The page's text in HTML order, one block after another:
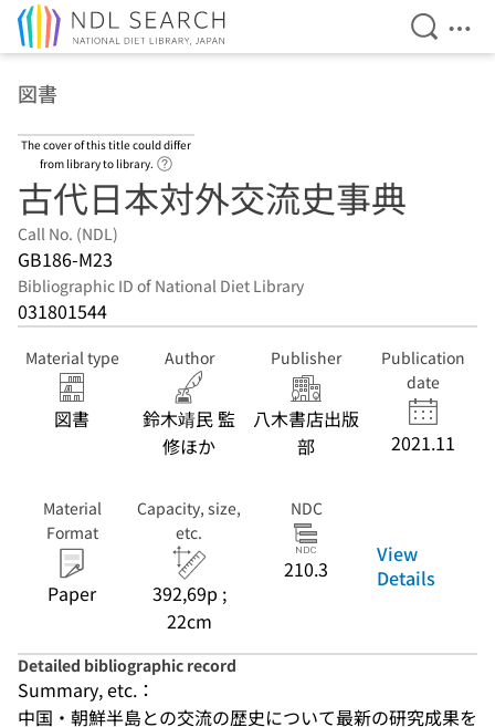
Open
図書
The cover of this title could differ
from library to library.
古代日本対外交流史事典
Call No. (NDL)
GB186-M23
Bibliographic ID of National Diet Library
031801544
Material type
図書
Author
鈴木靖民 監
修ほか
Publisher
八木書店出版
部
Publication
date
2021.11
Material
Format
Paper
Capacity, size,
etc.
392,69p ;
22cm
NDC
210.3
View
Details
Detailed bibliographic record
Summary, etc.：
中国・朝鮮半島との交流の歴史について最新の研究成果を